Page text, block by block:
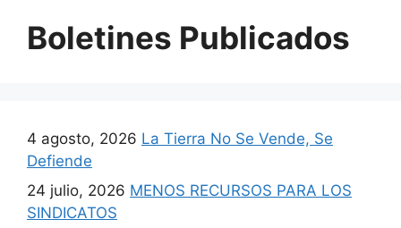
Boletines Publicados
4 agosto, 2026 La Tierra No Se Vende, Se
Defiende
24 julio, 2026 MENOS RECURSOS PARA LOS
SINDICATOS